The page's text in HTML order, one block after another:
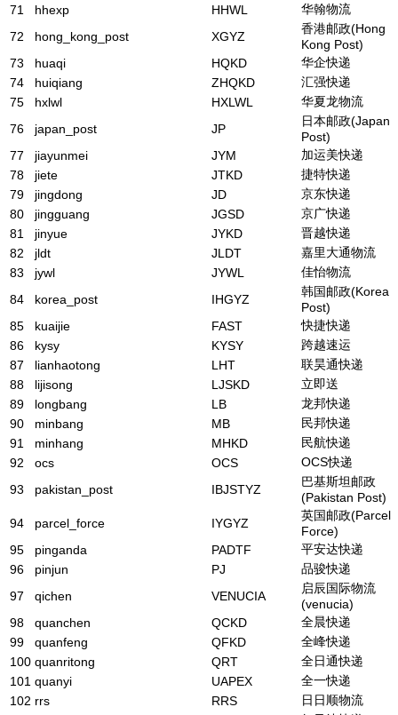
71
hhexp HHWL
华翰物流
72
hong_kong_post XGYZ
香港邮政(Hong
Kong Post)
73
huaqi HQKD
华企快递
74
huiqiang ZHQKD
汇强快递
75
hxlwl HXLWL
华夏龙物流
76
japan_post JP
日本邮政(Japan
Post)
77
jiayunmei JYM
加运美快递
78
jiete JTKD
捷特快递
79
jingdong JD
京东快递
80
jingguang JGSD
京广快递
81
jinyue JYKD
晋越快递
82
jldt JLDT
嘉里大通物流
83
jywl JYWL
佳怡物流
84
korea_post IHGYZ
韩国邮政(Korea
Post)
85
kuaijie FAST
快捷快递
86
kysy KYSY
跨越速运
87
lianhaotong LHT
联昊通快递
88
lijisong LJSKD
立即送
89
longbang LB
龙邦快递
90
minbang MB
民邦快递
91
minhang MHKD
民航快递
92
ocs OCS
OCS快递
93
pakistan_post IBJSTYZ
巴基斯坦邮政
(Pakistan Post)
94
parcel_force IYGYZ
英国邮政(Parcel
Force)
95
pinganda PADTF
平安达快递
96
pinjun PJ
品骏快递
97
qichen VENUCIA
启辰国际物流
(venucia)
98
quanchen QCKD
全晨快递
99
quanfeng QFKD
全峰快递
100 quanritong QRT
全日通快递
101 quanyi UAPEX
全一快递
102 rrs RRS
日日顺物流